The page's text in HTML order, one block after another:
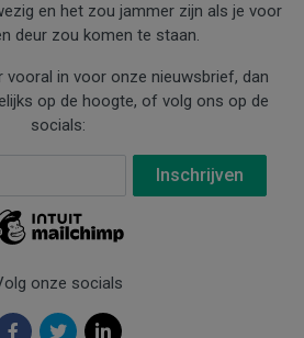
en het zou jammer zijn als je voor
deur zou komen te staan.
vooral in voor onze nieuwsbrief, dan
op de hoogte, of volg ons op de
socials:
onze socials